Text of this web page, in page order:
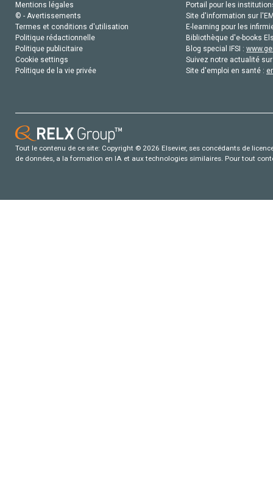
Mentions légales
© - Avertissements
Termes et conditions d'utilisation
Politique rédactionnelle
Politique publicitaire
Cookie settings
Politique de la vie privée
Portail pour les
Site d'information sur
E-learning pour les
Bibliothèque d'e-books
Blog special IFSI :
Suivez notre actualité
Site d'emploi en santé :
Tout le contenu de ce site: Copyright © 2026 Elsevier, ses concédants de
de données, a la formation en IA et aux technologies similaires. Pour tout